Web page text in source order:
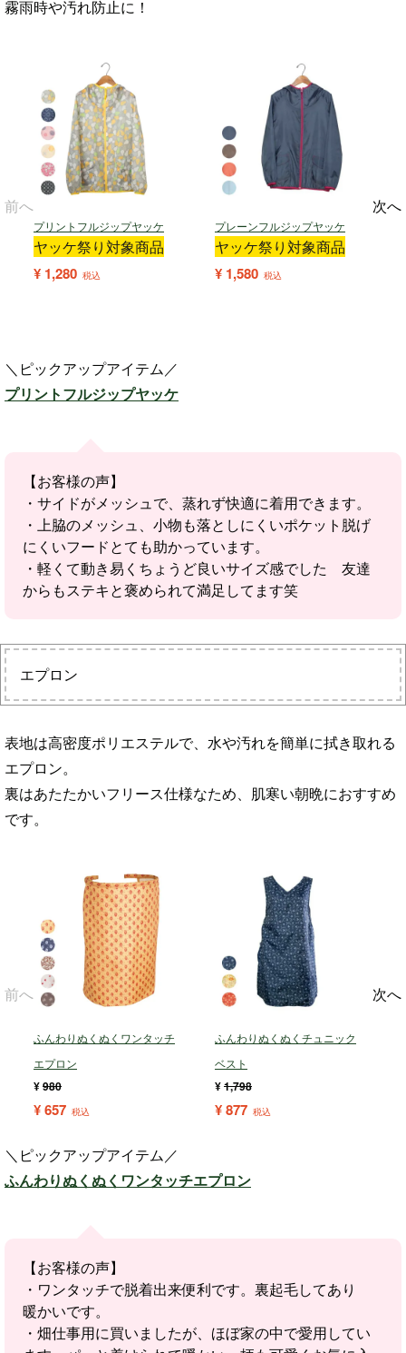
霧雨時や汚れ防止に！
前へ
プリントフルジップヤッケ
ヤッケ祭り対象商品
¥ 1,280 税込
プレーンフルジップヤッケ
ヤッケ祭り対象商品
¥ 1,580 税込
次へ
＼ピックアップアイテム／
プリントフルジップヤッケ
【お客様の声】
・サイドがメッシュで、蒸れず快適に着用できます。
・上脇のメッシュ、小物も落としにくいポケット脱げ
にくいフードとても助かっています。
・軽くて動き易くちょうど良いサイズ感でした 友達
からもステキと褒められて満足してます笑
エプロン
表地は高密度ポリエステルで、水や汚れを簡単に拭き取れる
エプロン。
裏はあたたかいフリース仕様なため、肌寒い朝晩におすすめ
です。
前へ
ふんわりぬくぬくワンタッチ
エプロン
¥980
¥657 税込
ふんわりぬくぬくチュニック
ベスト
¥1,798
¥877 税込
次へ
＼ピックアップアイテム／
ふんわりぬくぬくワンタッチエプロン
【お客様の声】
・ワンタッチで脱着出来便利です。裏起毛してあり
暖かいです。
・畑仕事用に買いましたが、ほぼ家の中で愛用してい